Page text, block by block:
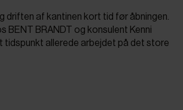
driften af kantinen kort tid før åbningen.
BENT BRANDT og konsulent Kenni
tidspunkt allerede arbejdet på det store